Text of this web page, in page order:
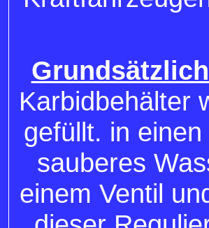
Karbidbehälter
gefüllt. in
sauberes
einem Ventil